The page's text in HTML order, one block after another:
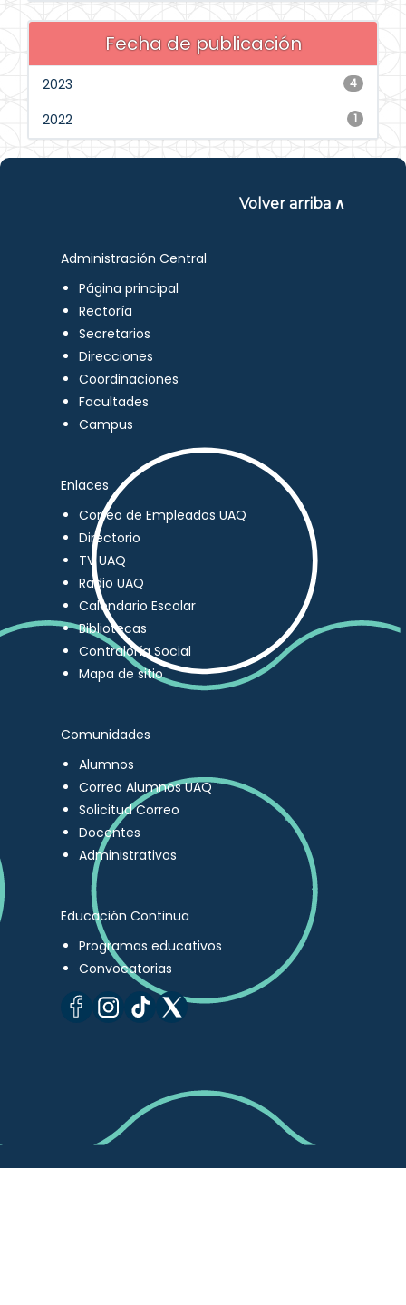
Fecha de publicación
4
2023
1
2022
Volver arriba ∧
Administración Central
Página principal
Rectoría
Secretarios
Direcciones
Coordinaciones
Facultades
Campus
Enlaces
Correo de Empleados UAQ
Directorio
TV UAQ
Radio UAQ
Calendario Escolar
Bibliotecas
Contraloría Social
Mapa de sitio
Comunidades
Alumnos
Correo Alumnos UAQ
Solicitud Correo
Docentes
Administrativos
Educación Continua
Programas educativos
Convocatorias